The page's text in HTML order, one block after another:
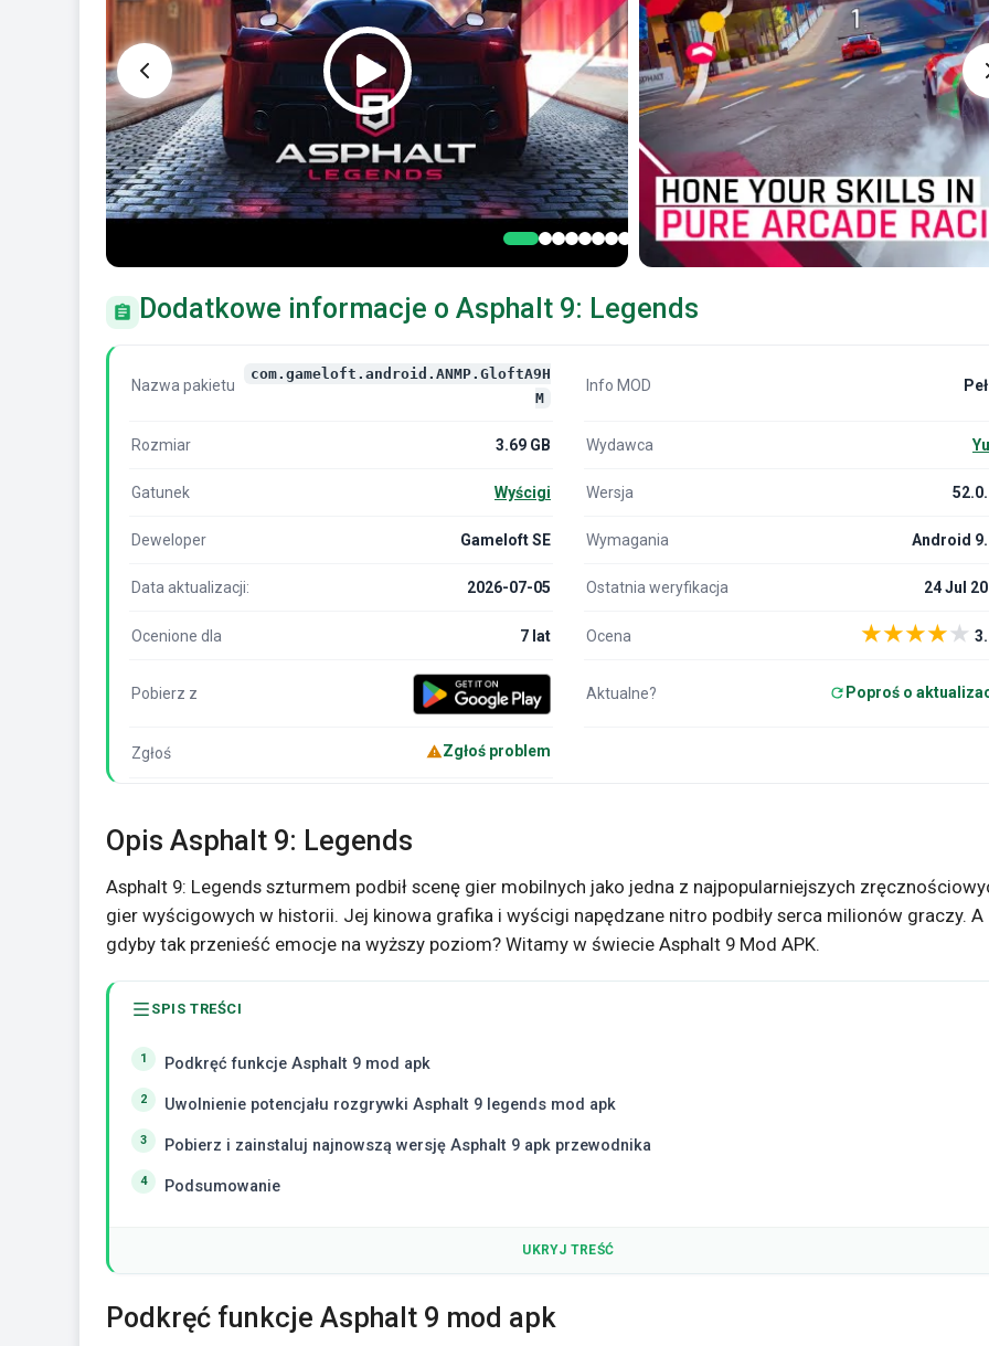
Dodatkowe informacje o Asphalt 9: Legends
Nazwa pakietu
com.gameloft.android.ANMP.GloftA9H
M
Info MOD
Rozmiar 3.69 GB Wydawca
Gatunek Wyścigi Wersja
Deweloper Gameloft SE Wymagania Android
Data aktualizacji: 2026-07-05 Ostatnia weryfikacja 24 Jul
Ocenione dla 7 lat Ocena ★★★★★
Pobierz z Aktualne? Poproś o
Zgłoś Zgłoś problem
Opis Asphalt 9: Legends
Asphalt 9: Legends szturmem podbił scenę gier mobilnych jako jedna z najpopularniejszych
gier wyścigowych w historii. Jej kinowa grafika i wyścigi napędzane nitro podbiły serca milionów graczy. A
gdyby tak przenieść emocje na wyższy poziom? Witamy w świecie Asphalt 9 Mod APK.
SPIS TREŚCI
Podkręć funkcje Asphalt 9 mod apk
Uwolnienie potencjału rozgrywki Asphalt 9 legends mod apk
Pobierz i zainstaluj najnowszą wersję Asphalt 9 apk przewodnika
Podsumowanie
UKRYJ TREŚĆ
Podkręć funkcje Asphalt 9 mod apk